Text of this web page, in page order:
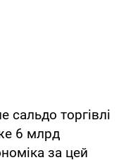
сальдо торгівлі
6 млрд
за цей